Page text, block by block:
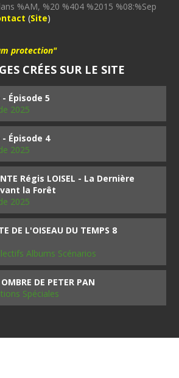
%AM, %20 %404 %2015 %08:%Sep
(Site)
protection"
CRÉES SUR LE SITE
Épisode 5
2025
Épisode 4
2025
Régis LOISEL - La Dernière
la Forêt
2025
DE L'OISEAU DU TEMPS 8
Albums Scénarios
DE PETER PAN
Spéciales